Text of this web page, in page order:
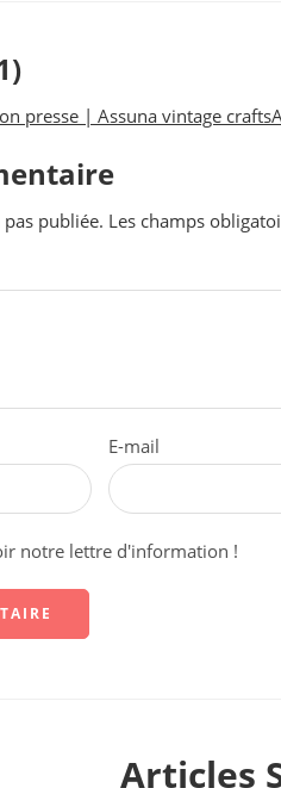
presse | Assuna vintage
publiée. Les champs
E-mail
notre lettre d'information !
Articles